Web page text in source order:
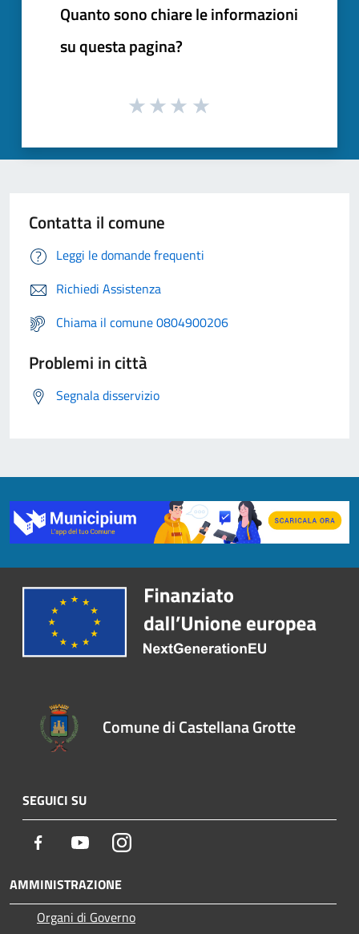
Quanto sono chiare le informazioni
su questa pagina?
Contatta il comune
Leggi le domande frequenti
Richiedi Assistenza
Chiama il comune 0804900206
Problemi in città
Segnala disservizio
Comune di Castellana Grotte
SEGUICI SU
Facebook YoutubeInstagram
AMMINISTRAZIONE
Organi di Governo